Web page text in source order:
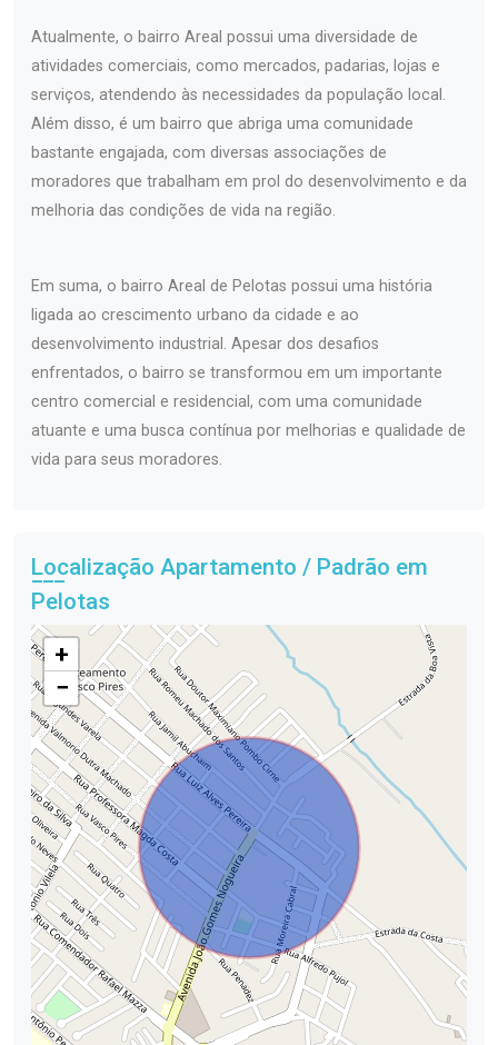
Atualmente, o bairro Areal possui uma diversidade de
atividades comerciais, como mercados, padarias, lojas e
serviços, atendendo às necessidades da população local.
Além disso, é um bairro que abriga uma comunidade
bastante engajada, com diversas associações de
moradores que trabalham em prol do desenvolvimento e da
melhoria das condições de vida na região.
Em suma, o bairro Areal de Pelotas possui uma história
ligada ao crescimento urbano da cidade e ao
desenvolvimento industrial. Apesar dos desafios
enfrentados, o bairro se transformou em um importante
centro comercial e residencial, com uma comunidade
atuante e uma busca contínua por melhorias e qualidade de
vida para seus moradores.
Localização Apartamento / Padrão em
Pelotas
+
−